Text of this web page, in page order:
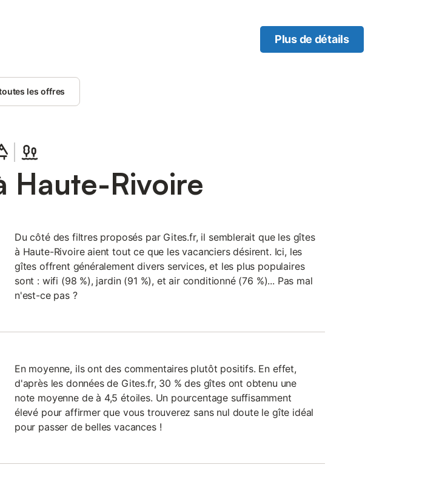
terrasse de 20m² orientée Sud et Est avec chaises longues,
offre une vue imprenable sur le jardin et la campagne.
vous aurez accès à la piscine hors sol commune avec
jeux en extérieur : Mölkky, boules de pétanque,
frizbee, lu
Plus de détails
les offres
Haute-Rivoire
Du côté des filtres proposés par Gites.fr, il semblerait que les gîtes
à Haute-Rivoire aient tout ce que les vacanciers désirent. Ici, les
gîtes offrent généralement divers services, et les plus populaires
sont : wifi (98 %), jardin (91 %), et air conditionné (76 %)... Pas mal
n'est-ce pas ?
En moyenne, ils ont des commentaires plutôt positifs. En effet,
d'après les données de Gites.fr, 30 % des gîtes ont obtenu une
note moyenne de à 4,5 étoiles. Un pourcentage suffisamment
élevé pour affirmer que vous trouverez sans nul doute le gîte idéal
pour passer de belles vacances !